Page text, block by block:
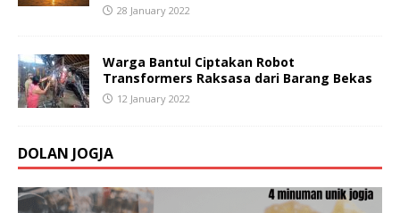
28 January 2022
Warga Bantul Ciptakan Robot
Transformers Raksasa dari Barang Bekas
12 January 2022
DOLAN JOGJA